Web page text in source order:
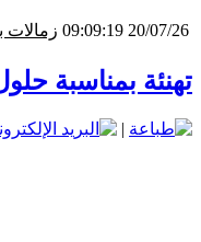
28/06/26 11:00:30 جامعة
تهنئة بمناسبة
|